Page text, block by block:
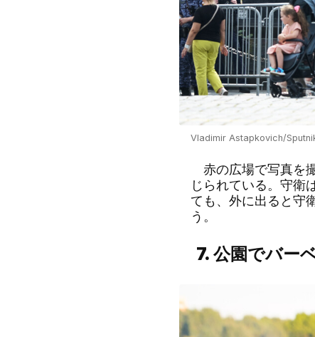
Vladimir Astapkovich/
赤の広場で写真を
じられている。守衛
ても、外に出ると守
う。
7. 公園でバー